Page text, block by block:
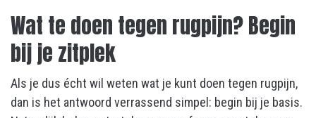
Wat te doen tegen rugpijn? Begin
bij je zitplek
Als je dus écht wil weten wat je kunt doen tegen rugpijn,
dan is het antwoord verrassend simpel: begin bij je basis.